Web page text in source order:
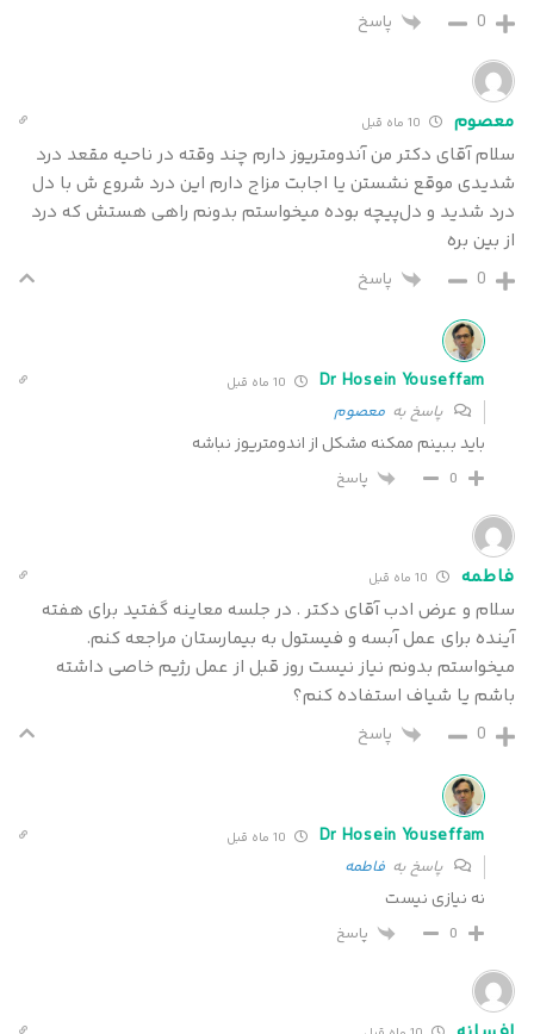
0 پاسخ
معصوم
سلام آقای دکتر من آندومتریوز دارم چند وقته در ناحیه مقعد درد
شدیدی موقع نشستن یا اجابت مزاج دارم این درد شروع ش با دل
درد شدید و دل‌پیچه بوده میخواستم بدونم راهی هستش که درد
از بین بره
0 پاسخ
Dr Hosein Youseffam
پاسخ به معصوم
باید ببینم ممکنه مشکل از اندومتریوز نباشه
0 پاسخ
فاطمه
سلام و عرض ادب آقای دکتر . در جلسه معاینه گفتید برای هفته
آینده برای عمل آبسه و فیستول به بیمارستان مراجعه کنم.
میخواستم بدونم نیاز نیست روز قبل از عمل رژیم خاصی داشته
باشم یا شیاف استفاده کنم؟
0 پاسخ
Dr Hosein Youseffam
پاسخ به فاطمه
نه نیازی نیست
0 پاسخ